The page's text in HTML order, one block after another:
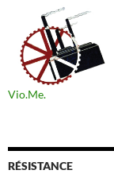
Vio.Me.
RÉSISTANCE